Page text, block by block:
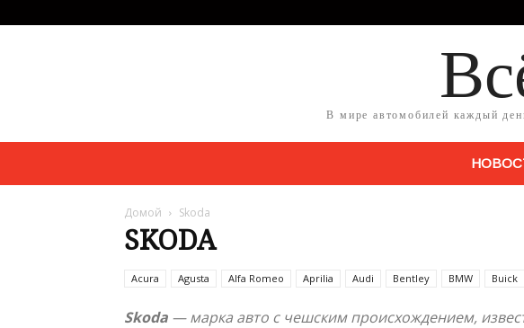
В мире автомобилей каждый
Домой Skoda
SKODA
Acura Agusta Alfa Romeo Aprilia Audi Bentley BMW Buick
Skoda — марка авто с чешским происхождением,